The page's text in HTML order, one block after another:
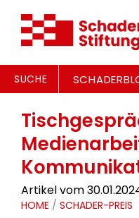
SUCHE
Artikel vom
HOME / SCHADER-PREIS